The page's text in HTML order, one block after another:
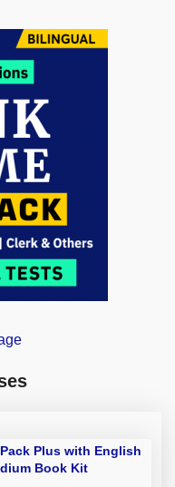
Plus with English
Book Kit